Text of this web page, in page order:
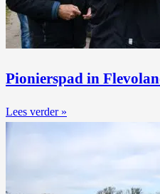
Pionierspad in
Lees verder »